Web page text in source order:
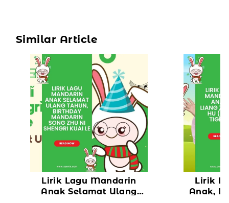
Similar Article
Lirik Lagu Mandarin
Anak Selamat Ulang
Lirik
Anak,